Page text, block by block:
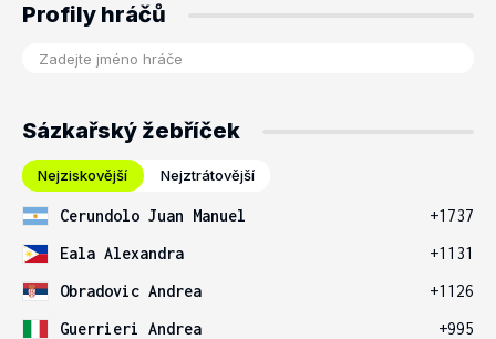
Profily hráčů
Sázkařský žebříček
Nejziskovější Nejztrátovější
Cerundolo Juan Manuel
+1737
Eala Alexandra
+1131
Obradovic Andrea
+1126
Guerrieri Andrea
+995